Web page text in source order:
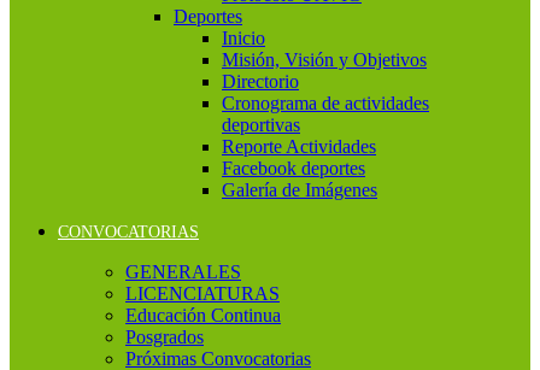
Deportes
Inicio
Misión, Visión y Objetivos
Directorio
Cronograma de actividades
deportivas
Reporte Actividades
Facebook deportes
Galería de Imágenes
CONVOCATORIAS
GENERALES
LICENCIATURAS
Educación Continua
Posgrados
Próximas Convocatorias